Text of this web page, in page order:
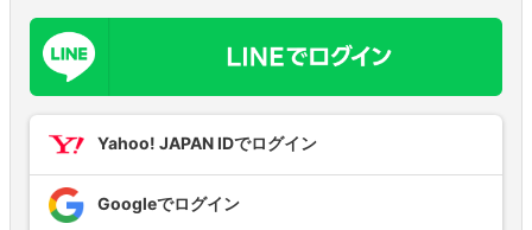
Yahoo! JAPAN IDでログイン
Googleでログイン